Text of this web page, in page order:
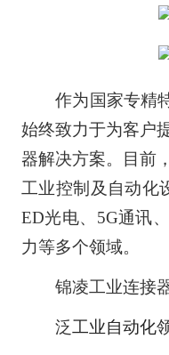
作为国家专精特
始终致力于为客户
器解决方案。目前
工业控制及自动化
ED光电、5G通讯、
力等多个领域。
锦凌工业连接器
泛工业自动化